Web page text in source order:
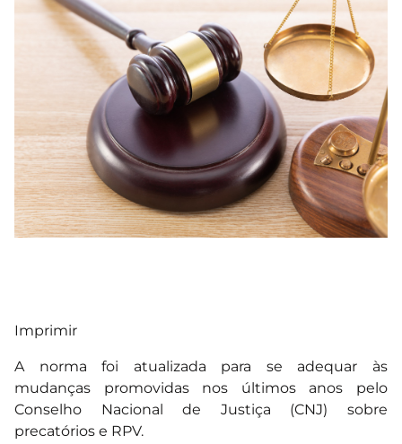
Imprimir
A norma foi atualizada para se adequar às
mudanças promovidas nos últimos anos pelo
Conselho Nacional de Justiça (CNJ) sobre
precatórios e RPV.